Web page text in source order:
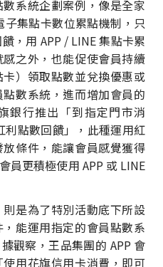
系統企劃案例，像是全家
子集點卡數位累點機制，只
，用 APP / LINE 集點卡累
之外，也能促使會員持續
）領取點數並兌換優惠或
數系統，進而增加會員的
銀行推出「到指定門市消
點數回饋」，此種運用紅
條件，能讓會員感覺獲得
員更積極使用 APP 或 LINE
是為了特別活動底下所設
能運用指定的會員點數系
觀察，王品集團的 APP 會
用花旗信用卡消費，即可